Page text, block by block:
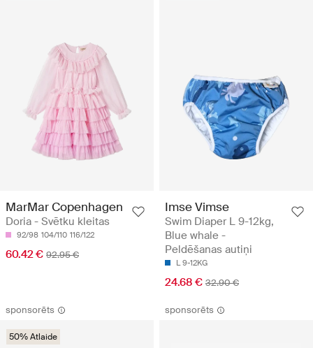
MarMar Copenhagen
Doria - Svētku kleitas
92/98 104/110 116/122
60.42 € 92.95 €
Imse Vimse
Swim Diaper L 9-12kg,
Blue whale -
Peldēšanas autiņi
L 9-12KG
24.68 € 32.90 €
sponsorēts
50% Atlaide
sponsorēts